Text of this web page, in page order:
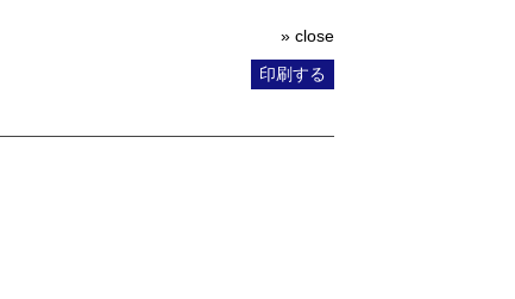
» close
印刷する